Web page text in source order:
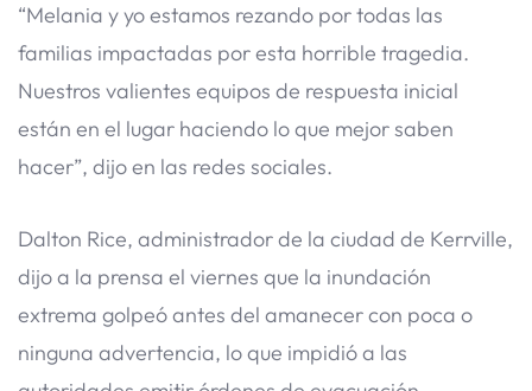
“Melania y yo estamos rezando por todas las
familias impactadas por esta horrible tragedia.
Nuestros valientes equipos de respuesta inicial
están en el lugar haciendo lo que mejor saben
hacer”, dijo en las redes sociales.
Dalton Rice, administrador de la ciudad de Kerrville,
dijo a la prensa el viernes que la inundación
extrema golpeó antes del amanecer con poca o
ninguna advertencia, lo que impidió a las